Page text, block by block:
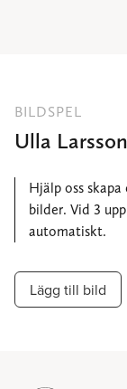
BILDSPEL
Ulla Larsson
Hjälp oss
bilder. Vid 3
automatiskt.
Lägg till bild